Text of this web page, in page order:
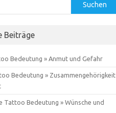
Suchen
Beiträge
Bedeutung » Anmut und Gefahr
Bedeutung » Zusammengehörigkeit
Tattoo Bedeutung » Wünsche und